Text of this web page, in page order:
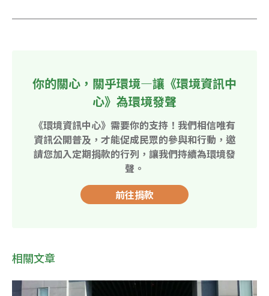
你的關心，關乎環境—讓《環境資訊中
心》為環境發聲
《環境資訊中心》需要你的支持！我們相信唯有
資訊公開普及，才能促成民眾的參與和行動，邀
請您加入定期捐款的行列，讓我們持續為環境發
聲。
前往捐款
相關文章